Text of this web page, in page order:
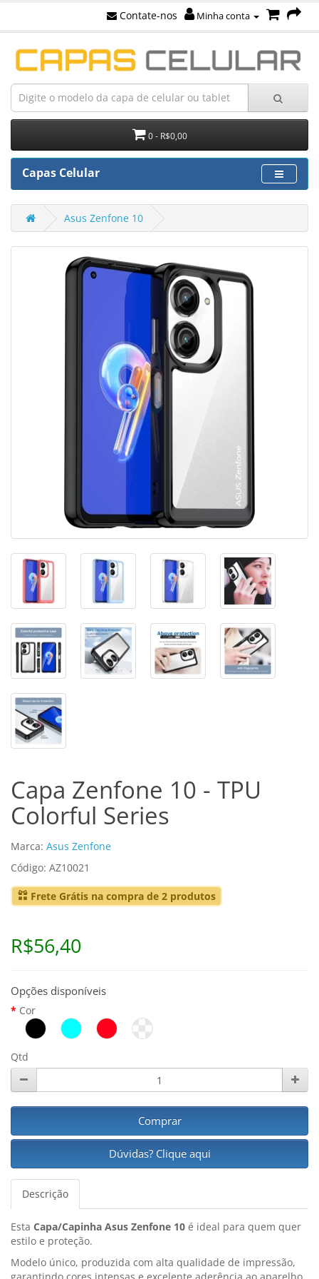
Contate-nos Minha conta
0 - R$0,00
Capas Celular
Asus Zenfone 10
Capa Zenfone 10 - TPU
Colorful Series
Marca: Asus Zenfone
Código: AZ10021
Frete Grátis na compra de 2 produtos
R$56,40
Opções disponíveis
Cor
Qtd
Comprar
Dúvidas? Clique aqui
Descrição
Esta Capa/Capinha Asus Zenfone 10 é ideal para quem quer
estilo e proteção.
Modelo único, produzida com alta qualidade de impressão,